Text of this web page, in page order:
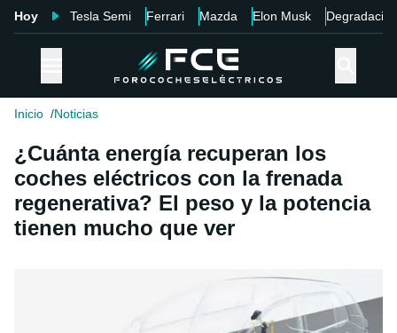
Hoy Tesla Semi Ferrari Mazda Elon Musk Degradación
Inicio Noticias
¿Cuánta energía recuperan los
coches eléctricos con la frenada
regenerativa? El peso y la potencia
tienen mucho que ver